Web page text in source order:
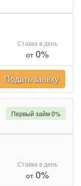
Ставка в день
от0%
Подать заявку
Ставка в день
от0%
Первый займ 0%